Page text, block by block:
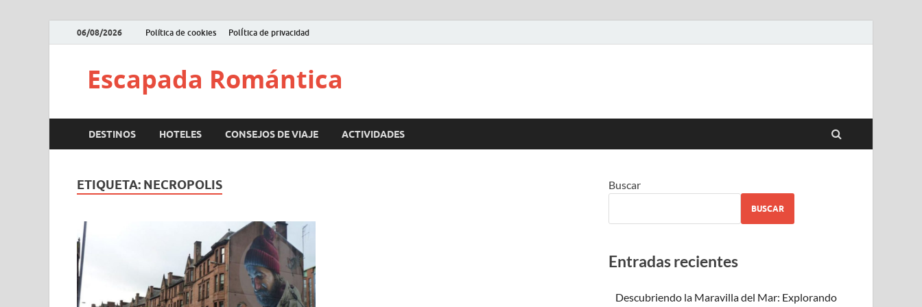
06/08/2026 Política de cookies PolÍtica de privacidad
Escapada Romántica
DESTINOS HOTELES CONSEJOS DE VIAJE ACTIVIDADES
ETIQUETA: NECROPOLIS Buscar
BUSCAR
Entradas recientes
Descubriendo la Maravilla del Mar: Explorando